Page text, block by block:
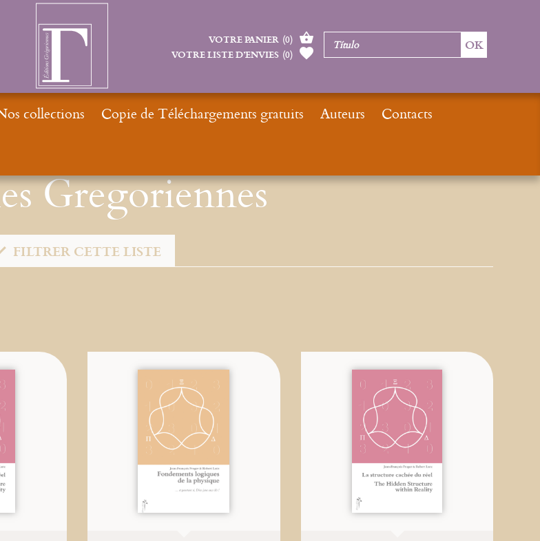
Gregoriennes
FILTRER CETTE LISTE
VOTRE PANIER (0)
VOTRE LISTE D’ENVIES (0)
collections Copie de Téléchargements gratuits Auteurs
Contacts